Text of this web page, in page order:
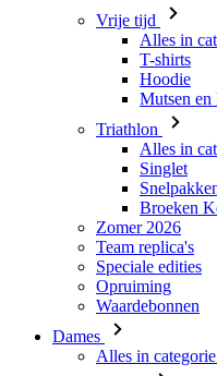
Vrije tijd
Alles in
T-shirts
Hoodie
Mutsen en
Triathlon
Alles in
Singlet
Broeken
Zomer 2026
Team replica's
Speciale edities
Opruiming
Waardebonnen
Dames
Alles in